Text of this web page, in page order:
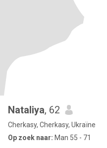
Nataliya, 62
Cherkasy, Cherkasy, Ukraïne
Op zoek naar: Man 55 - 71